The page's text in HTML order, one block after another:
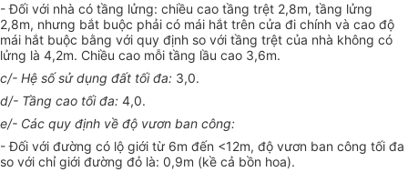
- Đối với nhà có tầng lửng: chiều cao tầng trệt 2,8m, tầng lửng
2,8m, nhưng bắt buộc phải có mái hắt trên cửa đi chính và cao độ
mái hắt buộc bằng với quy định so với tầng trệt của nhà không có
lửng là 4,2m. Chiều cao mỗi tầng lầu cao 3,6m.
c/- Hệ số sử dụng đất tối đa: 3,0.
d/- Tầng cao tối đa: 4,0.
e/- Các quy định về độ vươn ban công:
- Đối với đường có lộ giới từ 6m đến <12m, độ vươn ban công tối đa
so với chỉ giới đường đỏ là: 0,9m (kề cả bồn hoa).